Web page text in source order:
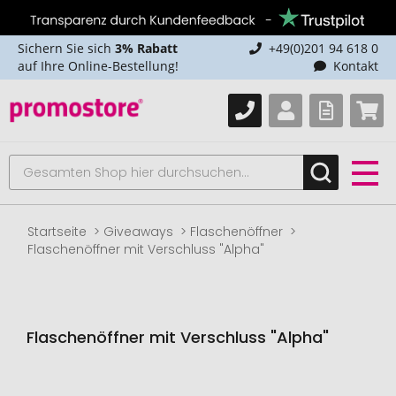
Sichern Sie sich 3% Rabatt
auf Ihre Online-Bestellung!
+49(0)201 94 618 0
Kontakt
Startseite Giveaways
Flaschenöffner
Flaschenöffner mit Verschluss "Alpha"
Flaschenöffner mit Verschluss "Alpha"